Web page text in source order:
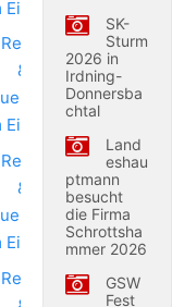
SK-
Sturm
2026 in
Irdning-
Donnersba
chtal
Land
eshau
ptmann
besucht
die Firma
Schrottsha
mmer 2026
GSW
Fest